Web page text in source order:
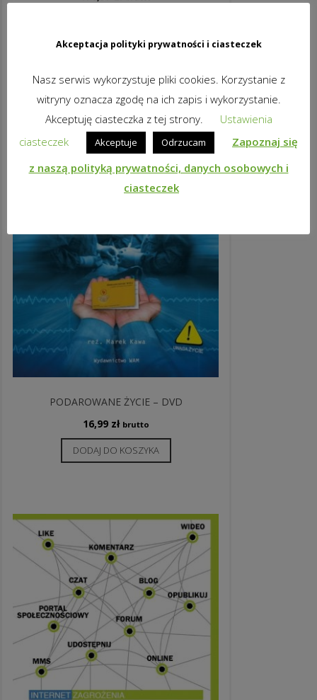
PODAROWANE ŻYCIE – DVD
16,99 zł brutto
DODAJ DO KOSZYKA
Akceptacja polityki prywatności i ciasteczek
Nasz serwis wykorzystuje pliki cookies. Korzystanie z
witryny oznacza zgodę na ich zapis i wykorzystanie.
Akceptuję ciasteczka z tej strony.
Ustawienia
ciasteczek
Akceptuje Odrzucam
Zapoznaj się
z naszą polityką prywatności, danych osobowych i
ciasteczek